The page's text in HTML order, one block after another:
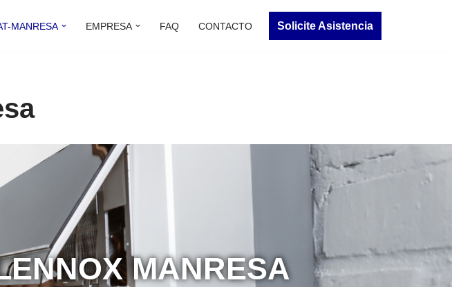
MANRESA EMPRESA FAQ CONTACTO Solicite Asistencia
MANRESA